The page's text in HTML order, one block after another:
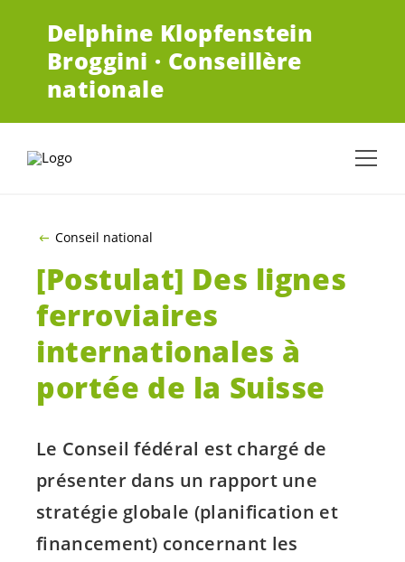
Delphine Klopfenstein
Broggini · Conseillère
nationale
Conseil national
[Postulat] Des lignes
ferroviaires
internationales à
portée de la Suisse
Le Conseil fédéral est chargé de
présenter dans un rapport une
stratégie globale (planification et
financement) concernant les